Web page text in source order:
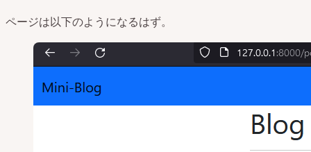
ページは以下のようになるはず。